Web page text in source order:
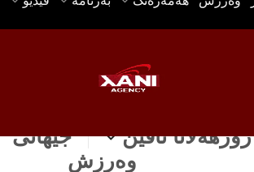
رۆژهه‌لاتا ناڤین جیهانی
وه‌رزش